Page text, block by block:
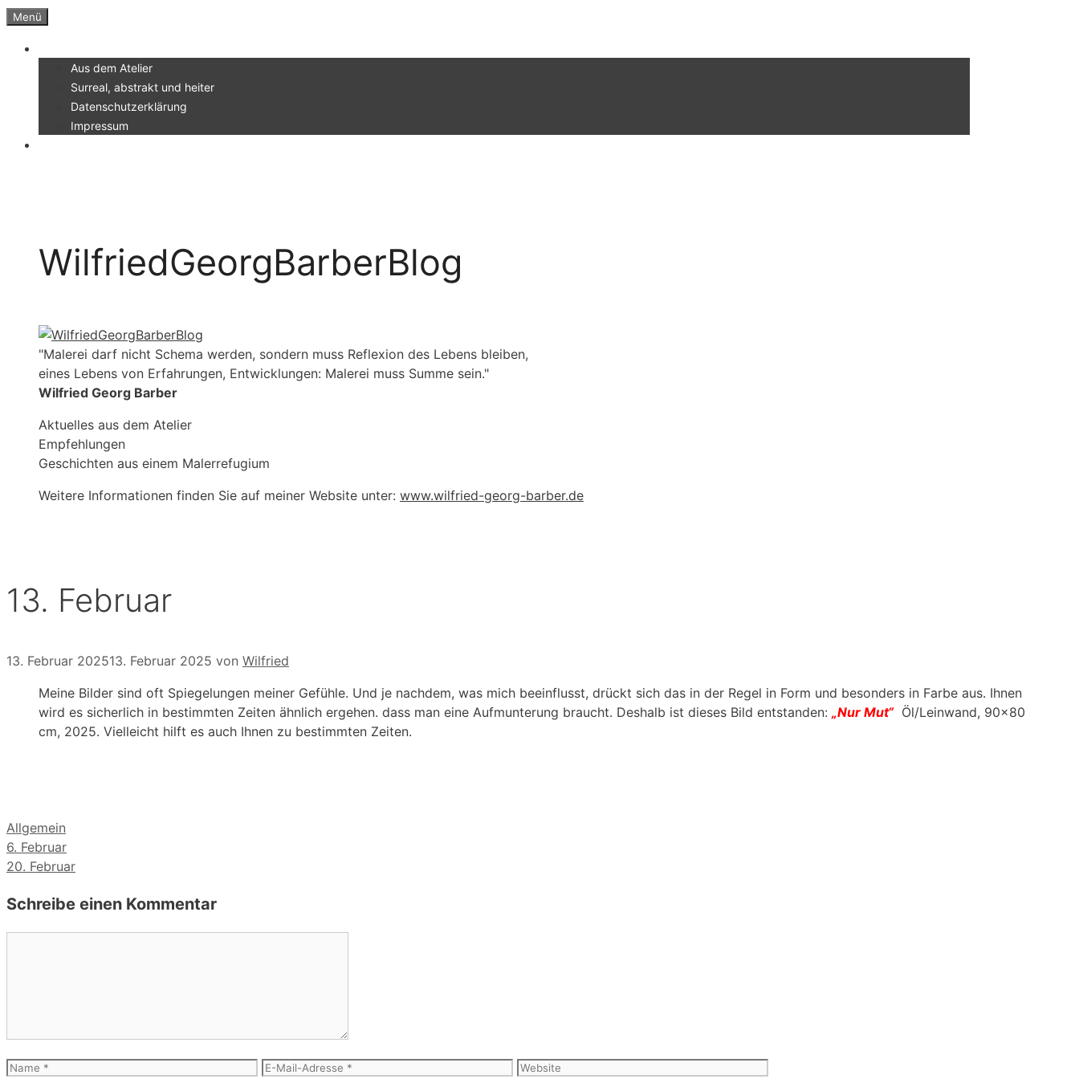
Zum
springen
Menü
Aus dem Atelier
Surreal, abstrakt und heiter
Datenschutzerklärung
Impressum
WilfriedGeorgBarberBlog
"Malerei darf nicht Schema werden, sondern muss Reflexion des Lebens bleiben,
eines Lebens von Erfahrungen, Entwicklungen: Malerei muss Summe sein."
Wilfried Georg Barber
Aktuelles aus dem Atelier
Empfehlungen
Geschichten aus einem Malerrefugium
Weitere Informationen finden Sie auf meiner Website unter: www.wilfried-georg-barber.de
13. Februar
13. Februar 202513. Februar 2025 von Wilfried
Meine Bilder sind oft Spiegelungen meiner Gefühle. Und je nachdem, was mich beeinflusst, drückt sich das in der Regel in Form und besonders in Farbe aus. Ihnen
wird es sicherlich in bestimmten Zeiten ähnlich ergehen. dass man eine Aufmunterung braucht. Deshalb ist dieses Bild entstanden: „Nur Mut“Öl/Leinwand, 90×80
cm, 2025. Vielleicht hilft es auch Ihnen zu bestimmten Zeiten.
Kategorien
Allgemein
6. Februar
20. Februar
Schreibe einen Kommentar
Name
E-
Website